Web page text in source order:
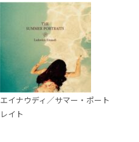
エイナウディ／サマー・ポート
レイト